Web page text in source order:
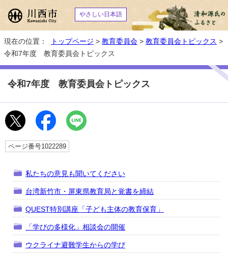
やさしい日本語
現在の位置： トップページ > 教育委員会 > 教育委員会トピックス >
令和7年度 教育委員会トピックス
令和7年度 教育委員会トピックス
ページ番号1022289
私たちの意見も聞いてください
台湾新竹市・屏東県教育局と覚書を締結
QUEST特別講座「子ども主体の教育保育」
「学びの多様化」相談会の開催
ウクライナ避難学生からの学び